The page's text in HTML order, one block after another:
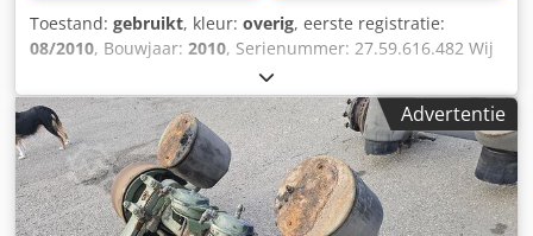
Toestand: gebruikt, kleur: overig, eerste registratie:
08/2010, Bouwjaar: 2010, Serienummer: 27.59.616.482 Wij
hebben meer dan 100 assen op voorraad. Neem contact
met ons op als u niet kunt vinden wat u zoekt. Csdpfxszrr
Uhs Ak Ueha
Advertentie